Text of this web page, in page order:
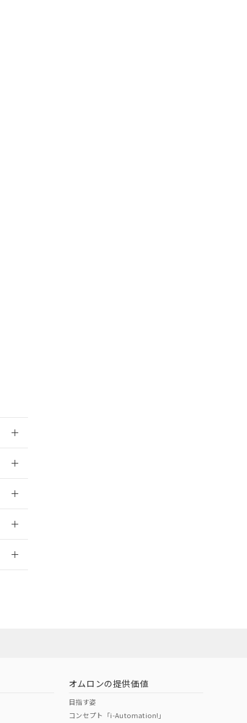
了承くだ
ません。
対応品が
12日よ
オムロンの提供価値
目指す姿
コンセプト「i-Automation!」